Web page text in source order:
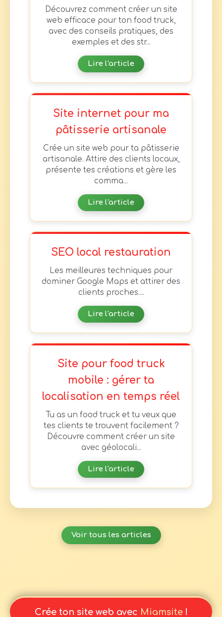
Découvrez comment créer un site
web efficace pour ton food truck,
avec des conseils pratiques, des
exemples et des str...
Lire l'article
Site internet pour ma
pâtisserie artisanale
Crée un site web pour ta pâtisserie
artisanale. Attire des clients locaux,
présente tes créations et gère les
comma...
Lire l'article
SEO local restauration
Les meilleures techniques pour
dominer Google Maps et attirer des
clients proches....
Lire l'article
Site pour food truck
mobile : gérer ta
localisation en temps réel
Tu as un food truck et tu veux que
tes clients te trouvent facilement ?
Découvre comment créer un site
avec géolocali...
Lire l'article
Voir tous les articles
Crée ton site web avec Miamsite!